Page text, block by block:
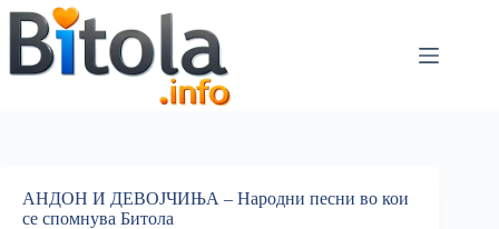
АНДОН И ДЕВОЈЧИЊА – Народни песни во кои
се спомнува Битола